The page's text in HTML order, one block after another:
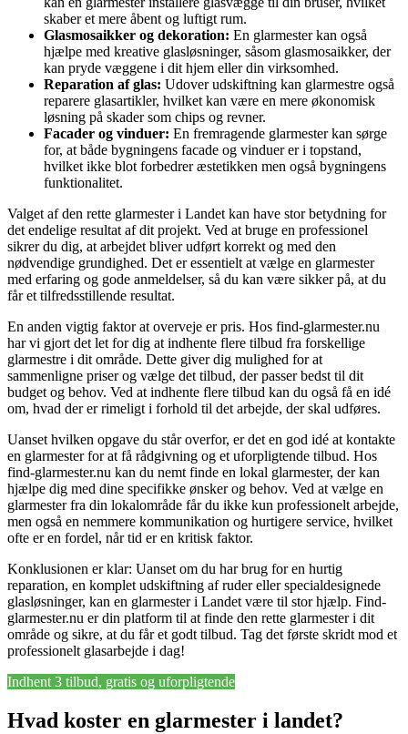
skaber et mere åbent og luftigt rum.
Glasmosaikker og dekoration: En glarmester kan også
hjælpe med kreative glasløsninger, såsom glasmosaikker, der
kan pryde væggene i dit hjem eller din virksomhed.
Reparation af glas: Udover udskiftning kan glarmestre også
reparere glasartikler, hvilket kan være en mere økonomisk
løsning på skader som chips og revner.
Facader og vinduer: En fremragende glarmester kan sørge
for, at både bygningens facade og vinduer er i topstand,
hvilket ikke blot forbedrer æstetikken men også bygningens
funktionalitet.
Valget af den rette glarmester i Landet kan have stor betydning for
det endelige resultat af dit projekt. Ved at bruge en professionel
sikrer du dig, at arbejdet bliver udført korrekt og med den
nødvendige grundighed. Det er essentielt at vælge en glarmester
med erfaring og gode anmeldelser, så du kan være sikker på, at du
får et tilfredsstillende resultat.
En anden vigtig faktor at overveje er pris. Hos find-glarmester.nu
har vi gjort det let for dig at indhente flere tilbud fra forskellige
glarmestre i dit område. Dette giver dig mulighed for at
sammenligne priser og vælge det tilbud, der passer bedst til dit
budget og behov. Ved at indhente flere tilbud kan du også få en idé
om, hvad der er rimeligt i forhold til det arbejde, der skal udføres.
Uanset hvilken opgave du står overfor, er det en god idé at kontakte
en glarmester for at få rådgivning og et uforpligtende tilbud. Hos
find-glarmester.nu kan du nemt finde en lokal glarmester, der kan
hjælpe dig med dine specifikke ønsker og behov. Ved at vælge en
glarmester fra din lokalområde får du ikke kun professionelt arbejde,
men også en nemmere kommunikation og hurtigere service, hvilket
ofte er en fordel, når tid er en kritisk faktor.
Konklusionen er klar: Uanset om du har brug for en hurtig
reparation, en komplet udskiftning af ruder eller specialdesignede
glasløsninger, kan en glarmester i Landet være til stor hjælp. Find-
glarmester.nu er din platform til at finde den rette glarmester i dit
område og sikre, at du får et godt tilbud. Tag det første skridt mod et
professionelt glasarbejde i dag!
Indhent 3 tilbud, gratis og uforpligtende
Hvad koster en glarmester i landet?